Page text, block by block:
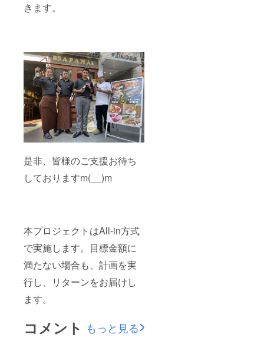
きます。
是非、皆様のご支援お待ち
しておりますm(__)m
本プロジェクトはAll-in方式
で実施します。目標金額に
満たない場合も、計画を実
行し、リターンをお届けし
ます。
コメント もっと見る